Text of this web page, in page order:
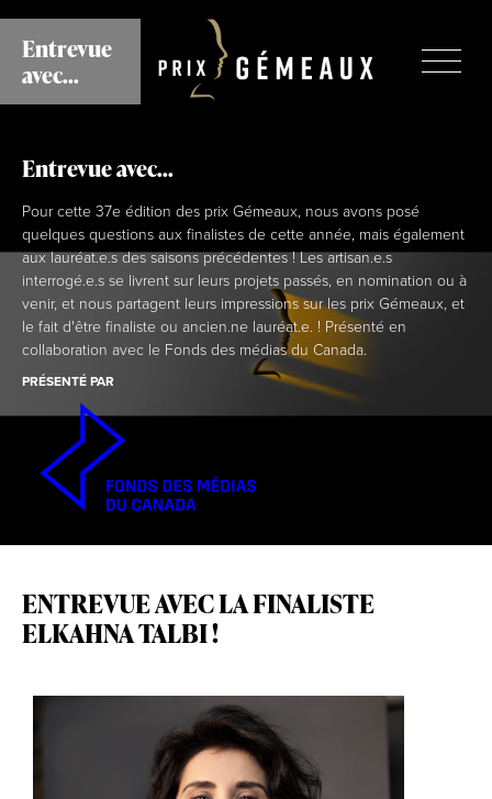
contenu
principal
Entrevue
avec...
Entrevue avec...
Pour cette 37e édition des prix Gémeaux, nous avons posé
quelques questions aux finalistes de cette année, mais également
aux lauréat.e.s des saisons précédentes ! Les artisan.e.s
interrogé.e.s se livrent sur leurs projets passés, en nomination ou à
venir, et nous partagent leurs impressions sur les prix Gémeaux, et
le fait d'être finaliste ou ancien.ne lauréat.e. ! Présenté en
collaboration avec le Fonds des médias du Canada.
PRÉSENTÉ PAR
ENTREVUE AVEC LA FINALISTE
ELKAHNA TALBI !